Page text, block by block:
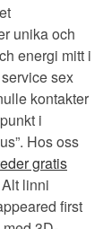
unika och
energi mitt i
sex
kontakter
i
Hos oss
gratis
linni
first